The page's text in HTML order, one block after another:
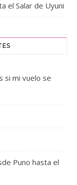
el Salar de Uyuni
si mi vuelo se
Puno hasta el